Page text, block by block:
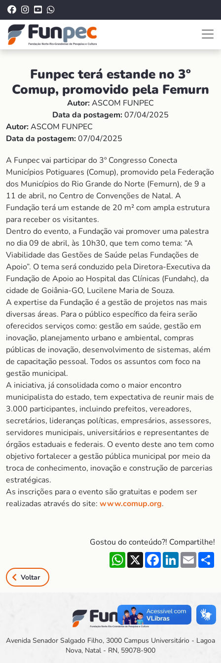
Funpec terá estande no 3º
Comup, promovido pela Femurn
Autor:ASCOM FUNPEC
Data da postagem:07/04/2025
Autor:ASCOM FUNPEC
Data da postagem:07/04/2025
A Funpec vai participar do 3º Congresso Conecta
Municípios Potiguares (Comup), promovido pela Federação
dos Municípios do Rio Grande do Norte (Femurn), de 9 a
11 de abril, no Centro de Convenções de Natal. A
Fundação terá um estande de 20 m² com ampla estrutura
para receber os visitantes.
Dentro do evento, a Fundação vai promover uma palestra
no dia 09 de abril, às 10h30, que tem como tema: “A
Viabilidade das Gestões de Saúde pelas Fundações de
Apoio”. O tema será conduzido pela Diretora-Executiva da
Fundação de Apoio ao Hospital das Clínicas (Fundahc), da
cidade de Goiânia-GO, Lucilene Maria de Souza.
A expertise da Fundação é a gestão de projetos nas mais
diversas áreas. Para o público específico da feira serão
oferecidos serviços como: gestão em saúde, gestão em
inovação, planejamento urbano e ambiental, compras
públicas de inovação, desenvolvimento de sistemas, além
de capacitação pessoal. Todos os assuntos com foco na
gestão municipal.
A iniciativa, já consolidada como o maior encontro
municipalista do estado, tem expectativa de reunir mais de
3.000 participantes, incluindo prefeitos, vereadores,
secretários, lideranças políticas, empresários, assessores,
servidores municipais, universitários e representantes de
órgãos estaduais e federais. O evento deste ano tem como
objetivo fortalecer a gestão pública municipal por meio da
troca de conhecimento, inovação e construção de parcerias
estratégicas.
As inscrições para o evento são gratuitas e podem ser
realizadas através do site: www.comup.org.
Gostou do conteúdo?! Compartilhe!
WhatsApp
X FacebookLinkedIn
Email
Voltar
Avenida Senador Salgado Filho, 3000 Campus Universitário - Lagoa
Nova, Natal - RN, 59078-900